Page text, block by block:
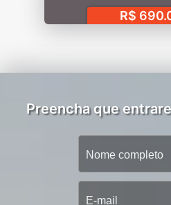
R$
Preencha que